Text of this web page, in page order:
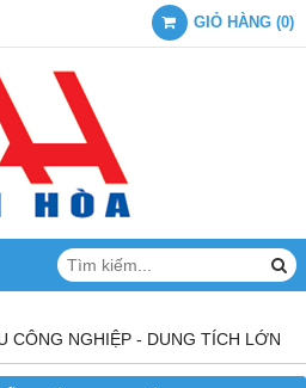
GIỎ HÀNG (0)
CÔNG NGHIỆP - DUNG TÍCH LỚN